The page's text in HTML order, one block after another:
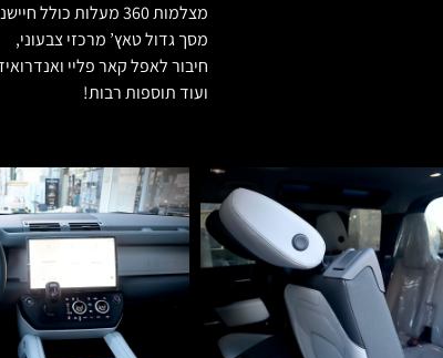
מצלמות 360 מעלות כולל חיישני חניה ומצלמות שטח
מסך גדול טאץ’ מרכזי צבעוני,
חיבור לאפל קאר פליי
ועוד תוספות רבות!